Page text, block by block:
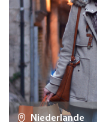
Niederlande